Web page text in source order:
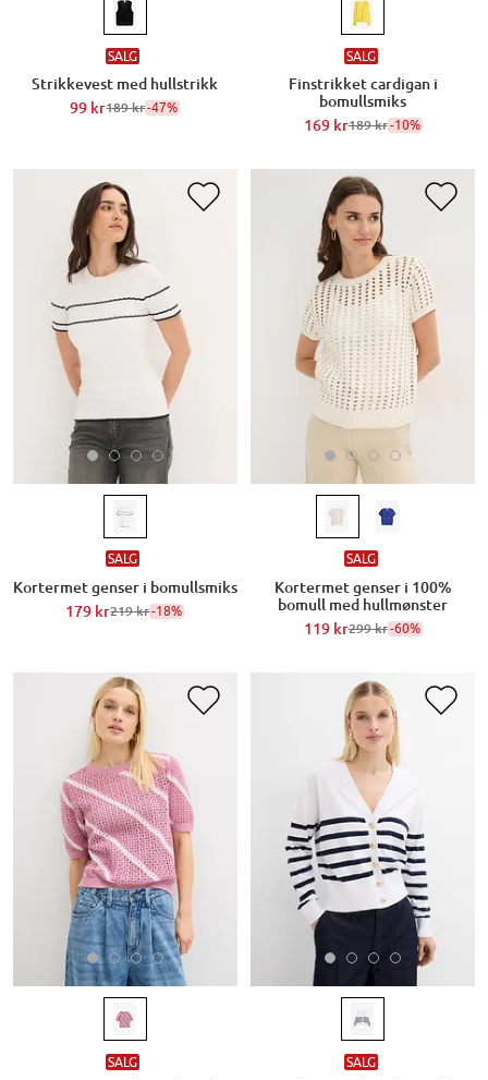
SALG
Strikkevest med hullstrikk
99 kr189 kr-47%
SALG
Finstrikket cardigan i
bomullsmiks
169 kr189 kr-10%
SALG
Kortermet genser i bomullsmiks
179 kr219 kr-18%
SALG
Kortermet genser i 100%
bomull med hullmønster
119 kr299 kr-60%
SALG SALG